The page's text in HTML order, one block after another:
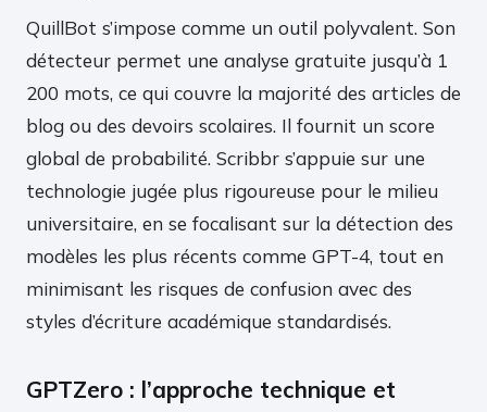
QuillBot s’impose comme un outil polyvalent. Son
détecteur permet une analyse gratuite jusqu’à 1
200 mots, ce qui couvre la majorité des articles de
blog ou des devoirs scolaires. Il fournit un score
global de probabilité. Scribbr s’appuie sur une
technologie jugée plus rigoureuse pour le milieu
universitaire, en se focalisant sur la détection des
modèles les plus récents comme GPT-4, tout en
minimisant les risques de confusion avec des
styles d’écriture académique standardisés.
GPTZero : l’approche technique et